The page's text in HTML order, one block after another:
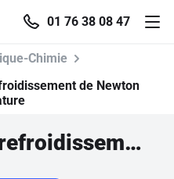
01 76 38 08 47
Chimie
de Newton
Utiliser la loi de refroidissement de Newton pour déterminer une température